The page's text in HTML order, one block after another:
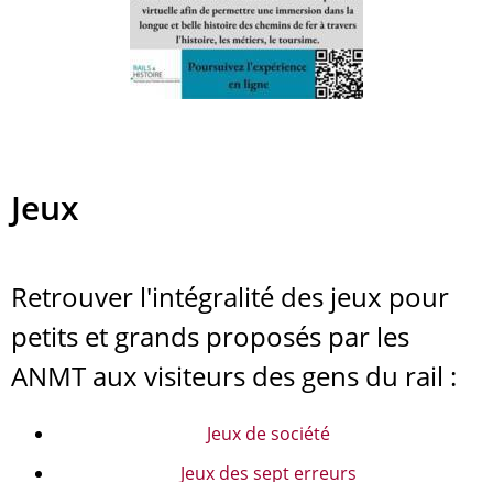
Jeux
Retrouver l'intégralité des jeux pour
petits et grands proposés par les
ANMT aux visiteurs des gens du rail :
Jeux de société
Jeux des sept erreurs